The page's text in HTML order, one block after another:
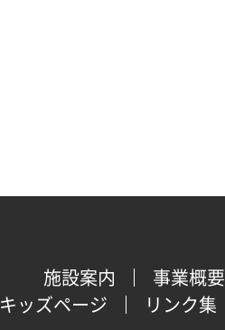
施設案内
事業概要
キッズページ
リンク集